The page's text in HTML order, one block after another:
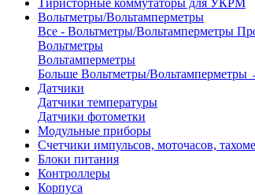
Тиристорные коммутаторы для УКРМ
Вольтметры/Вольтамперметры
Все - Вольтметры/Вольтамперметры
Вольтметры
Вольтамперметры
Больше Вольтметры/Вольтамперметры
Датчики
Датчики температуры
Датчики фотометки
Модульные приборы
Счетчики импульсов, моточасов,
Блоки питания
Контроллеры
Корпуса